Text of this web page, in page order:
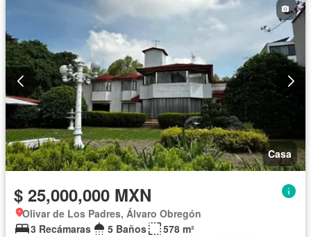
Casa
$ 25,000,000 MXN
Olivar de Los Padres, Álvaro Obregón
3 Recámaras
5 Baños
578 m²